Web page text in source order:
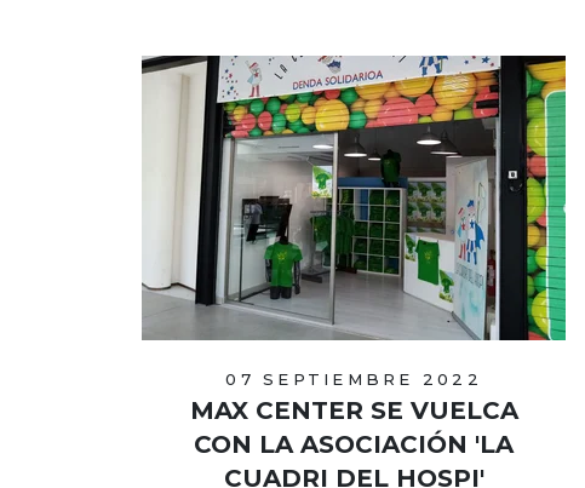
07 SEPTIEMBRE 2022
MAX CENTER SE VUELCA
CON LA ASOCIACIÓN 'LA
CUADRI DEL HOSPI'